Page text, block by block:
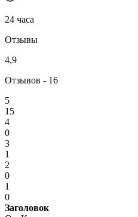
24 часа
Отзывы
4,9
Отзывов - 16
5
15
4
0
3
1
2
0
1
0
Заголовок